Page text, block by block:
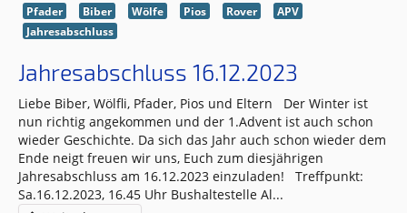
Pfader Biber Wölfe Pios Rover
APV
Jahresabschluss
Jahresabschluss 16.12.2023
Liebe Biber, Wölfli, Pfader, Pios und Eltern Der Winter ist
nun richtig angekommen und der 1.Advent ist auch schon
wieder Geschichte. Da sich das Jahr auch schon wieder dem
Ende neigt freuen wir uns, Euch zum diesjährigen
Jahresabschluss am 16.12.2023 einzuladen! Treffpunkt:
Sa.16.12.2023, 16.45 Uhr Bushaltestelle Al...